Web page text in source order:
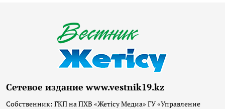
Сетевое издание www.vestnik19.kz
Собственник: ГКП на ПХВ «Жетісу Медиа» ГУ «Управление